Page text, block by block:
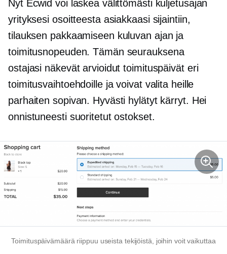
Nyt Ecwid voi laskea välittömästi kuljetusajan
yrityksesi osoitteesta asiakkaasi sijaintiin,
tilauksen pakkaamiseen kuluvan ajan ja
toimitusnopeuden. Tämän seurauksena
ostajasi näkevät arvioidut toimituspäivät eri
toimitusvaihtoehdoille ja voivat valita heille
parhaiten sopivan. Hyvästi hylätyt kärryt. Hei
onnistuneesti suoritetut ostokset.
Toimituspäivämäärä riippuu useista tekijöistä, joihin voit vaikuttaa